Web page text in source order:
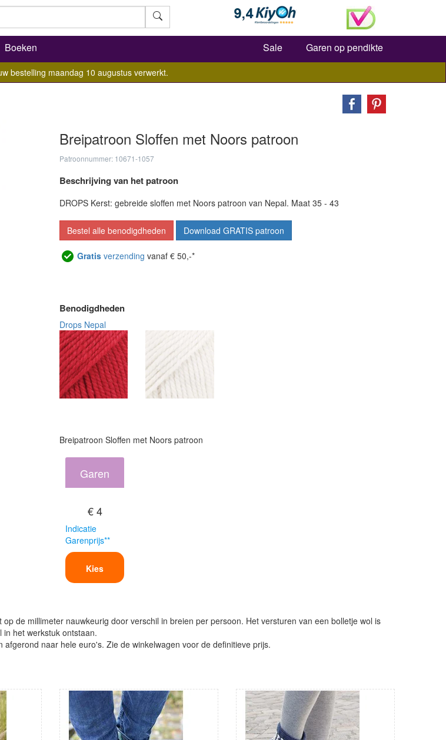
Zoeken
Boeken Sale Garen op pendikte
bestelling maandag 10 augustus verwerkt.
Breipatroon Sloffen met Noors patroon
Patroonnummer: 10671-1057
Beschrijving van het patroon
DROPS Kerst: gebreide sloffen met Noors patroon van Nepal. Maat 35 - 43
Bestel alle benodigdheden Download GRATIS patroon
Gratis verzending vanaf € 50,-*
Benodigdheden
Drops Nepal
Breipatroon Sloffen met Noors patroon
Garen
€ 4
Indicatie
Garenprijs**
Kies
de millimeter nauwkeurig door verschil in breien per persoon. Het versturen van een bolletje wol is
het werkstuk ontstaan.
naar hele euro's. Zie de winkelwagen voor de definitieve prijs.